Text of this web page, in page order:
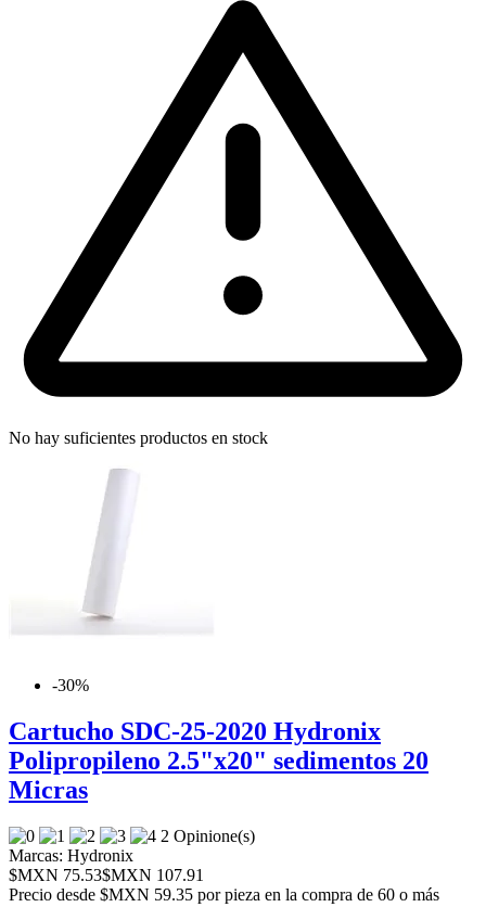
No hay suficientes productos en stock
-30%
Cartucho SDC-25-2020 Hydronix
Polipropileno 2.5"x20" sedimentos 20
Micras
2 Opinione(s)
Marcas: Hydronix
$MXN 75.53$MXN 107.91
Precio desde $MXN 59.35 por pieza en la compra de 60 o más